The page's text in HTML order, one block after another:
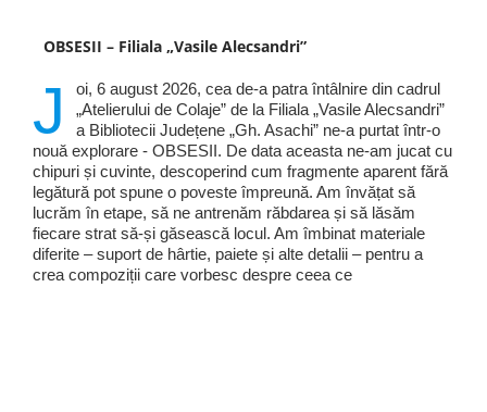
OBSESII – Filiala „Vasile Alecsandri”
J
oi, 6 august 2026, cea de-a patra întâlnire din cadrul
„Atelierului de Colaje” de la Filiala „Vasile Alecsandri”
a Bibliotecii Județene „Gh. Asachi” ne-a purtat într-o
nouă explorare - OBSESII. De data aceasta ne-am jucat cu
chipuri și cuvinte, descoperind cum fragmente aparent fără
legătură pot spune o poveste împreună. Am învățat să
lucrăm în etape, să ne antrenăm răbdarea și să lăsăm
fiecare strat să-și găsească locul. Am îmbinat materiale
diferite – suport de hârtie, paiete și alte detalii – pentru a
crea compoziții care vorbesc despre ceea ce